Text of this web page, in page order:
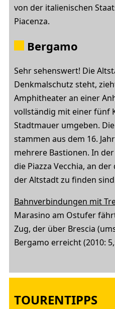
von der italienischen
Piacenza.
Bergamo
Sehr sehenswert! Die
Denkmalschutz steht,
Amphitheater an einer
vollständig mit einer fünf
Stadtmauer umgeben.
stammen aus dem 16.
mehrere Bastionen. In
die Piazza Vecchia, an
der Altstadt zu finden
Bahnverbindungen mit
Marasino am Ostufer
Zug, der über Brescia
Bergamo erreicht (2010:
TOURENTIPPS